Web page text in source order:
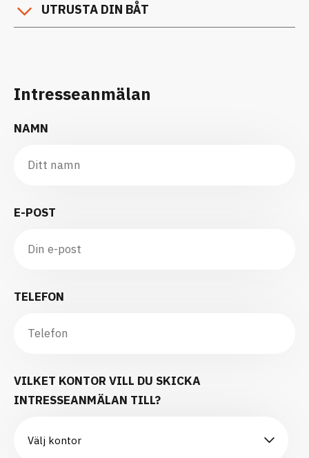
UTRUSTA DIN BÅT
Intresseanmälan
NAMN
E-POST
TELEFON
VILKET KONTOR VILL DU SKICKA
INTRESSEANMÄLAN TILL?